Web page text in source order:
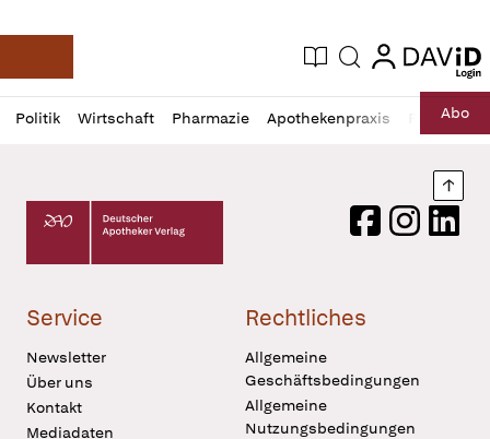
Deutsche Apotheker Zeitung
Aktuelle Ausgabe
Suche login
login
Politik Wirtschaft Pharmazie Apothekenpraxis RechtAbo
Profil
öffnen
Daz
Pur
Deutscher Apotheker Verlag Logo
FacebookInstagram
Service
Newsletter
Über uns
Kontakt
Mediadaten
Rechtliches
Allgemeine
Geschäftsbedingungen
Allgemeine
Nutzungsbedingungen